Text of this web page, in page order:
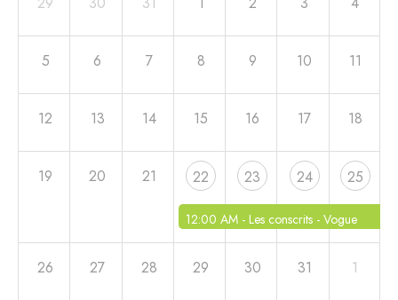
5 6 7 8 9 10 11
12 13 14 15 16 17 18
19 20 21 22
12:00 AM - Les conscrits - Vogue
23 24 25
26 27 28 29 30 31 1